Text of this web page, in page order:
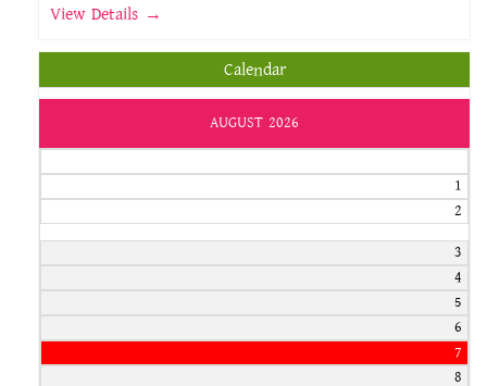
View Details →
Calendar
AUGUST 2026
1
2
3
4
5
6
7
8